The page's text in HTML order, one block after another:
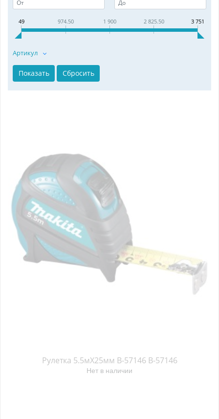
49 974.50 1 900 2 825.50 3 751
Артикул
Рулетка 5.5мX25мм B-57146 B-57146
Нет в наличии